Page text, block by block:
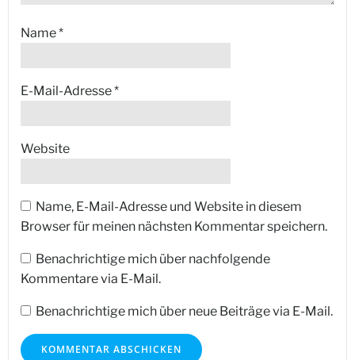
Name*
E-Mail-Adresse*
Website
Name, E-Mail-Adresse und Website in diesem
Browser für meinen nächsten Kommentar speichern.
Benachrichtige mich über nachfolgende
Kommentare via E-Mail.
Benachrichtige mich über neue Beiträge via E-Mail.